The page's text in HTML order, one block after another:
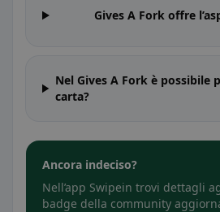
Gives A Fork offre
Nel Gives A Fork è possibile
carta?
Ancora indeciso?
Nell’app Swipein trovi dettagli
badge della community